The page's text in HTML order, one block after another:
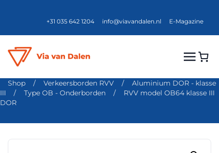
+31 035 642 1204 info@viavandalen.nl E-Magazine
Shop / Verkeersborden RVV /
Aluminium DOR - klasse
III
/ Type OB - Onderborden /
RVV model OB64 klasse III
DOR